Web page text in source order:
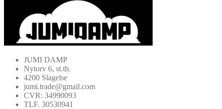
JUMI DAMP
Nytorv 6, st.th.
4200 Slagelse
jumi.trade@gmail.com
CVR: 34990093
TLF. 30530941